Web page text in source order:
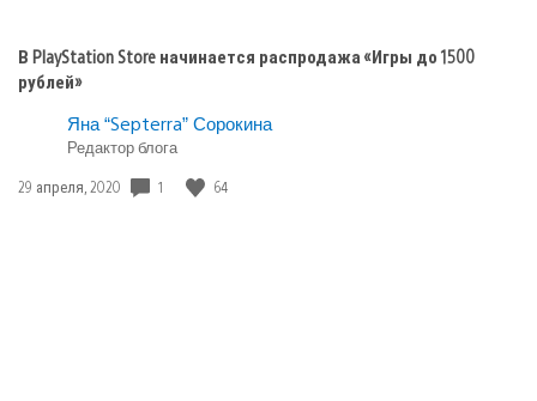
В PlayStation Store начинается распродажа «Игры до 1500
рублей»
Яна “Septerra” Сорокина
Редактор блога
Дата
29 апреля, 2020 1 64